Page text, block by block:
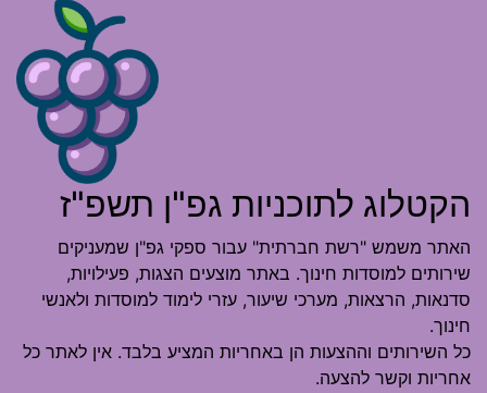
הקטלוג לתוכניות גפ"ן תשפ"ז
האתר משמש "רשת חברתית" עבור ספקי גפ"ן שמעניקים
שירותים למוסדות חינוך. באתר מוצעים הצגות, פעילויות,
סדנאות, הרצאות, מערכי שיעור, עזרי לימוד למוסדות ולאנשי
חינוך.
כל השירותים וההצעות הן באחריות המציע בלבד. אין לאתר כל
אחריות וקשר להצעה.